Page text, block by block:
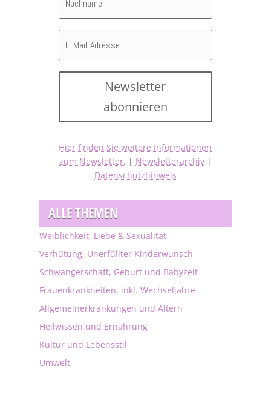
Newsletter
abonnieren
Hier finden Sie weitere Informationen
zum Newsletter. | Newsletterarchiv|
Datenschutzhinweis
ALLE THEMEN
Weiblichkeit, Liebe & Sexualität
Verhütung, Unerfüllter Kinderwunsch
Schwangerschaft, Geburt und Babyzeit
Frauenkrankheiten, inkl. Wechseljahre
Allgemeinerkrankungen und Altern
Heilwissen und Ernährung
Kultur und Lebensstil
Umwelt